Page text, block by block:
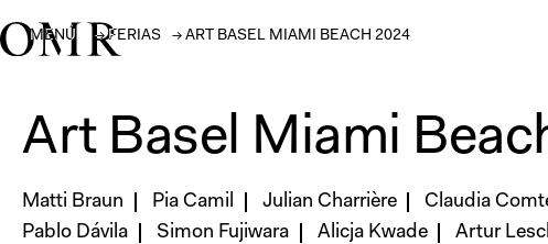
MENÚ →FERIAS → ART BASEL MIAMI BEACH 2024
Art Basel Miami
Matti Braun Pia Camil Julian Charrière Claudia
Pablo Dávila
Simon Fujiwara Alicja Kwade
Artur